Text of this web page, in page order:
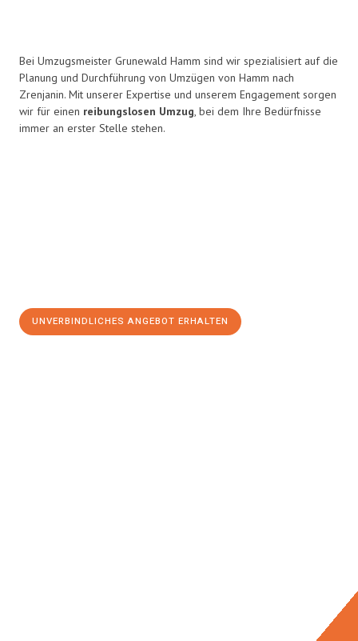
Bei Umzugsmeister Grunewald Hamm sind wir spezialisiert auf die
Planung und Durchführung von Umzügen von Hamm nach
Zrenjanin. Mit unserer Expertise und unserem Engagement sorgen
wir für einen reibungslosen Umzug, bei dem Ihre Bedürfnisse
immer an erster Stelle stehen.
UNVERBINDLICHES ANGEBOT ERHALTEN